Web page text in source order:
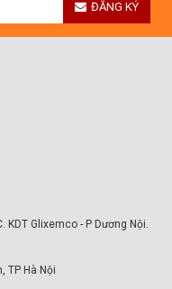
ĐĂNG KÝ
KDT Glixemco - P Dương Nội.
TP Hà Nội